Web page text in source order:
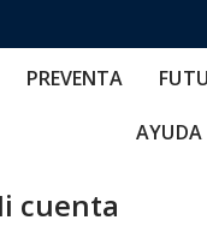
PREVENTA
AYUDA
cuenta